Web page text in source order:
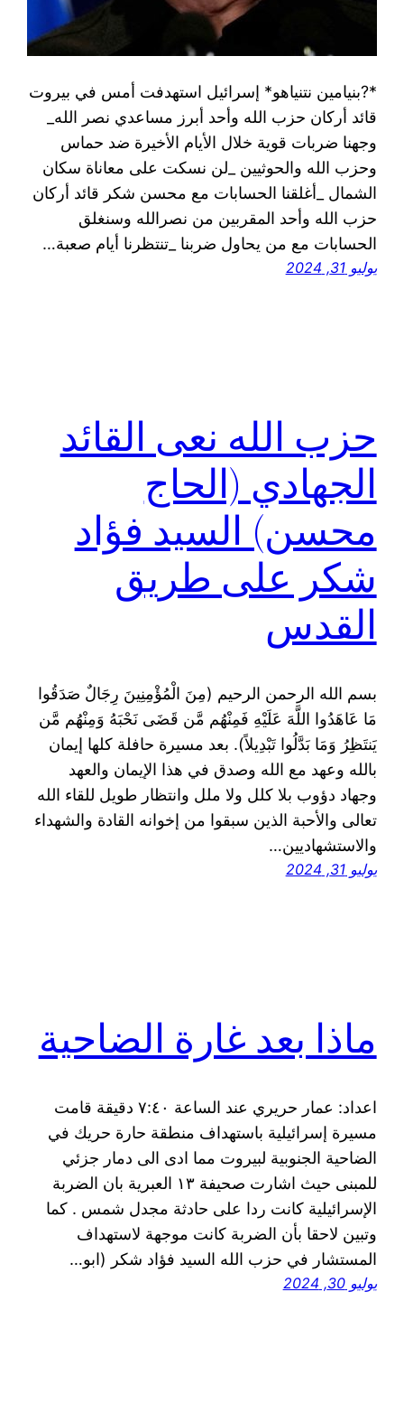
*?بنيامين نتنياهو* إسرائيل استهدفت أمس في بيروت
قائد أركان حزب الله وأحد أبرز مساعدي نصر الله_
وجهنا ضربات قوية خلال الأيام الأخيرة ضد حماس
وحزب الله والحوثيين _لن نسكت على معاناة سكان
الشمال _أغلقنا الحسابات مع محسن شكر قائد أركان
حزب الله وأحد المقربين من نصرالله وسنغلق
الحسابات مع من يحاول ضربنا _تنتظرنا أيام صعبة…
يوليو 31, 2024
حزب الله نعى القائد
الجهادي (الحاج
محسن) السيد فؤاد
شكر على طريق
القدس
بسم الله الرحمن الرحيم ‎)‎مِنَ الْمُؤْمِنِينَ رِجَالٌ صَدَقُوا
مَا عَاهَدُوا اللَّهَ عَلَيْهِ فَمِنْهُم مَّن قَضَى نَحْبَهُ وَمِنْهُم مَّن
‏يَنتَظِرُ وَمَا بَدَّلُوا تَبْدِيلاً).‏ بعد مسيرة حافلة كلها إيمان
بالله وعهد مع الله وصدق في هذا الإيمان والعهد
‏وجهاد دؤوب بلا‎ ‎كلل ولا ملل وانتظار طويل للقاء الله
يوليو 31, 2024
ماذا بعد غارة الضاحية
اعداد: عمار حريري عند الساعة ٧:٤٠ دقيقة قامت
مسيرة إسرائيلية باستهداف منطقة حارة حريك في
الضاحية الجنوبية لبيروت مما ادى الى دمار جزئي
للمبنى حيث اشارت صحيفة ١٣ العبرية بان الضربة
الإسرائيلية كانت ردا على حادثة مجدل شمس . كما
وتبين لاحقا بأن الضربة كانت موجهة لاستهداف
المستشار في حزب الله السيد فؤاد شكر (ابو…
يوليو 30, 2024